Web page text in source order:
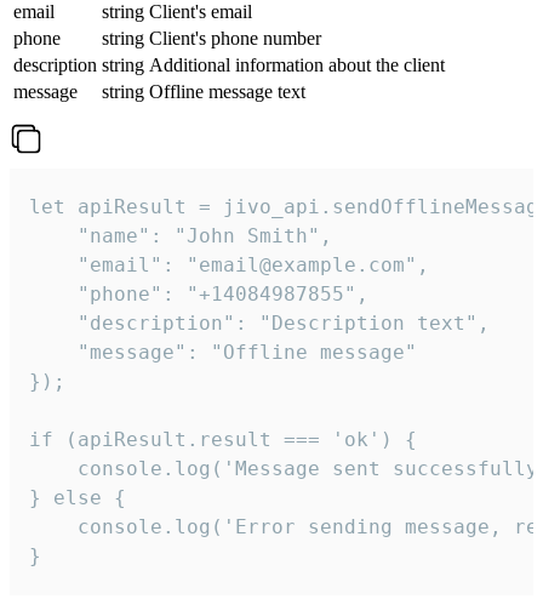
email
string Client's email
phone
string Client's phone number
description string Additional information about the client
message
string Offline message text
let apiResult =
    "name": "John Smith",
    "email": "email@example.com",
    "phone": "+14084987855",
    "description": "Description text",
    "message": "Offline message"
});
if (apiResult.result === 'ok') {
console.log('Message sent
} else {
console.log('Error sending message,
}